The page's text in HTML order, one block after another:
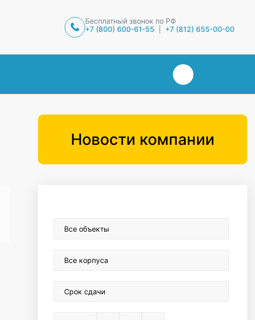
Бесплатный звонок по РФ
+7 (800) 600-61-55
+7 (812) 655-00-00
Новости компании
Все объекты
Все корпуса
Срок сдачи